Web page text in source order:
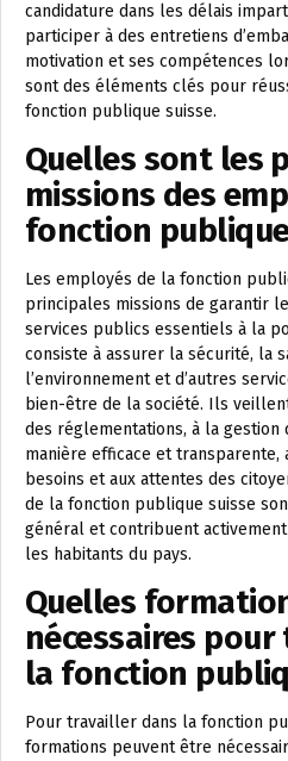
candidature dans les délais
participer à des entretiens
motivation et ses compétences
sont des éléments clés pour
fonction publique suisse.
Quelles sont les
missions des
fonction publique
Les employés de la fonction
principales missions de garantir
services publics essentiels à la
consiste à assurer la sécurité, la
l’environnement et d’autres
bien-être de la société. Ils
des réglementations, à la
manière efficace et transparente,
besoins et aux attentes des
de la fonction publique suisse
général et contribuent
les habitants du pays.
Quelles
nécessaires
la fonction
Pour travailler dans la fonction
formations peuvent être